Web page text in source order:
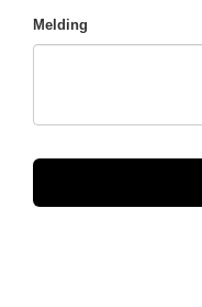
Melding